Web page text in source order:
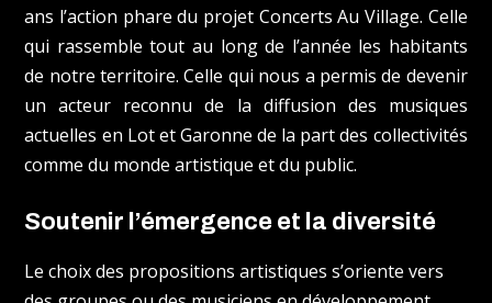
ans l’action phare du projet Concerts Au Village. Celle
qui rassemble tout au long de l’année les habitants
de notre territoire. Celle qui nous a permis de devenir
un acteur reconnu de la diffusion des musiques
actuelles en Lot et Garonne de la part des collectivités
comme du monde artistique et du public.
Soutenir l’émergence et la diversité
Le choix des propositions artistiques s’oriente vers